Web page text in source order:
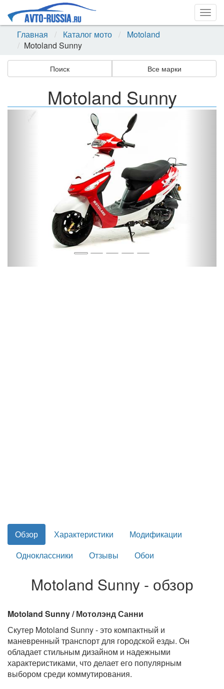
Главная
Каталог мото
Motoland
Motoland Sunny
Поиск Все марки
Motoland Sunny
Обзор Характеристики
Модификации
Одноклассники
Отзывы Обои
Motoland Sunny - обзор
Motoland Sunny / Мотолэнд Санни
Скутер Motoland Sunny - это компактный и
маневренный транспорт для городской езды. Он
обладает стильным дизайном и надежными
характеристиками, что делает его популярным
выбором среди коммутирования.